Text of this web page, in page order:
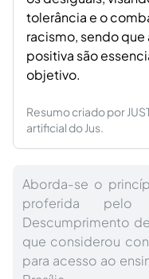
tolerância e o
racismo, sendo
positiva são
objetivo.
Resumo criado por
artificial do Jus.
Aborda-se o
proferida
Descumprimento
que considerou
para acesso ao